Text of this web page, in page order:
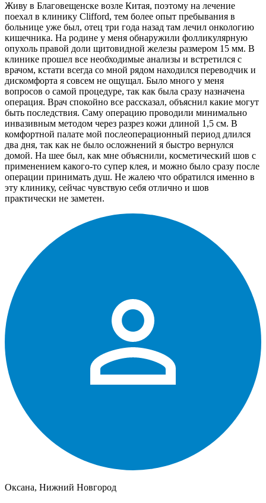
Живу в Благовещенске возле Китая, поэтому на лечение
поехал в клинику Clifford, тем более опыт пребывания в
больнице уже был, отец три года назад там лечил онкологию
кишечника. На родине у меня обнаружили фолликулярную
опухоль правой доли щитовидной железы размером 15 мм. В
клинике прошел все необходимые анализы и встретился с
врачом, кстати всегда со мной рядом находился переводчик и
дискомфорта я совсем не ощущал. Было много у меня
вопросов о самой процедуре, так как была сразу назначена
операция. Врач спокойно все рассказал, объяснил какие могут
быть последствия. Саму операцию проводили минимально
инвазивным методом через разрез кожи длиной 1,5 см. В
комфортной палате мой послеоперационный период длился
два дня, так как не было осложнений я быстро вернулся
домой. На шее был, как мне объяснили, косметический шов с
применением какого-то супер клея, и можно было сразу после
операции принимать душ. Не жалею что обратился именно в
эту клинику, сейчас чувствую себя отлично и шов
практически не заметен.
Оксана, Нижний Новгород